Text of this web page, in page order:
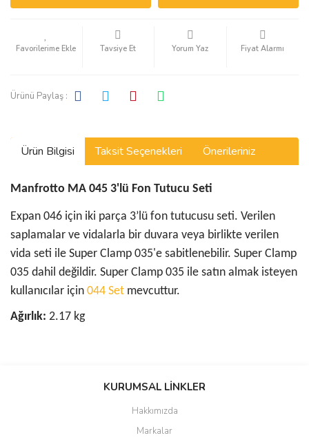
Tavsiye Et Yorum Yaz Fiyat Alarmı
Ürünü Paylaş :
Ürün Bilgisi Taksit Seçenekleri Önerileriniz
Manfrotto MA 045 3'lü Fon Tutucu Seti
Expan 046 için iki parça 3’lü fon tutucusu seti. Verilen
saplamalar ve vidalarla bir duvara veya birlikte verilen
vida seti ile Super Clamp 035'e sabitlenebilir. Super Clamp
035 dahil değildir. Super Clamp 035 ile satın almak isteyen
kullanıcılar için 044 Set mevcuttur.
Ağırlık: 2.17 kg
tarafımıza iletebilirsiniz.
Ürün resmi kalitesiz, bozuk veya görüntülenemiyor.
KURUMSAL LİNKLER
Hakkımızda
Markalar